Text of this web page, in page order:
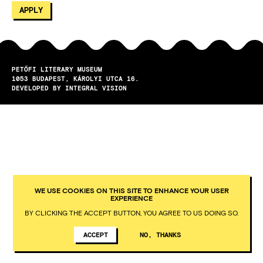
PETŐFI LITERARY MUSEUM
1053
BUDAPEST
KÁROLYI UTCA 16.
DEVELOPED BY INTEGRAL VISION
WE USE COOKIES ON THIS SITE TO ENHANCE YOUR USER
EXPERIENCE
BY CLICKING THE ACCEPT BUTTON, YOU AGREE TO US DOING SO.
ACCEPT NO, THANKS